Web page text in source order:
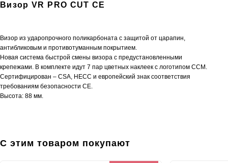
Визор VR PRO CUT CE
Визор из ударопрочного поликарбоната с защитой от царапин,
антибликовым и противотуманным покрытием.
Новая система быстрой смены визора с предустановленными
крепежами. В комплекте идут 7 пар цветных наклеек с логотипом ССМ.
Сертифицирован – CSA, HECC и европейский знак соответствия
требованиям безопасности CE.
Высота: 88 мм.
С этим товаром покупают